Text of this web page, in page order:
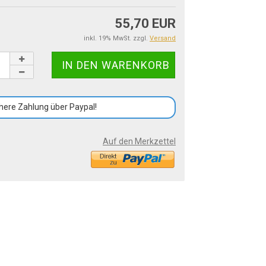
55,70 EUR
inkl. 19% MwSt. zzgl. Versand
Zahlung über Paypal!
Auf den Merkzettel